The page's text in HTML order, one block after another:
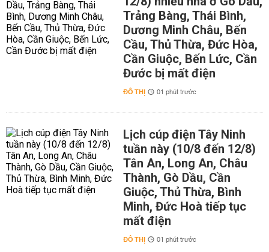
Trảng Bàng, Thái Bình,
Dương Minh Châu, Bến
Cầu, Thủ Thừa, Đức Hòa,
Cần Giuộc, Bến Lức, Cần
Đước bị mất điện
ĐÔ THỊ 01 phút trước
Lịch cúp điện Tây Ninh
tuần này (10/8 đến 12/8)
Tân An, Long An, Châu
Thành, Gò Dầu, Cần
Giuộc, Thủ Thừa, Bình
Minh, Đức Hoà tiếp tục
mất điện
ĐÔ THỊ 01 phút trước